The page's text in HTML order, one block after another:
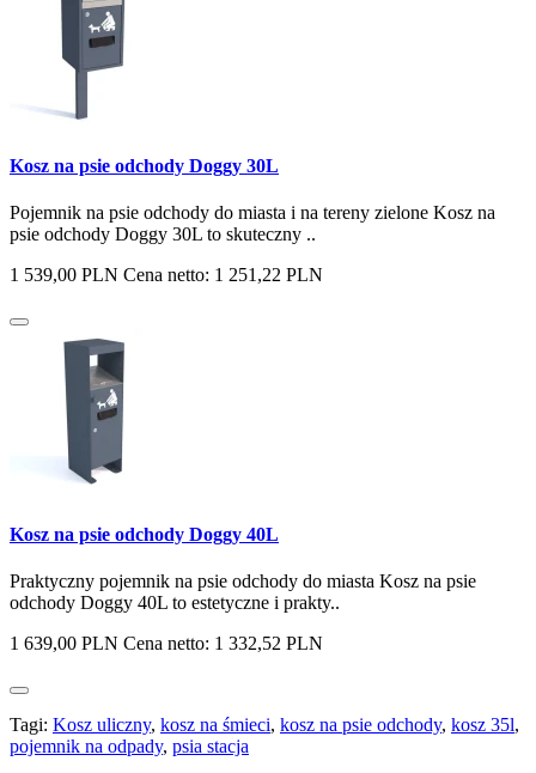
Kosz na psie odchody Doggy 30L
Pojemnik na psie odchody do miasta i na tereny zielone Kosz na
psie odchody Doggy 30L to skuteczny ..
1 539,00 PLN Cena netto: 1 251,22 PLN
Kosz na psie odchody Doggy 40L
Praktyczny pojemnik na psie odchody do miasta Kosz na psie
odchody Doggy 40L to estetyczne i prakty..
1 639,00 PLN Cena netto: 1 332,52 PLN
Tagi: Kosz uliczny, kosz na śmieci, kosz na psie odchody, kosz 35l,
pojemnik na odpady, psia stacja